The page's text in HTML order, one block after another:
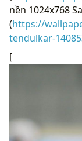
nền 1024x768
(https://
tendulkar-
[